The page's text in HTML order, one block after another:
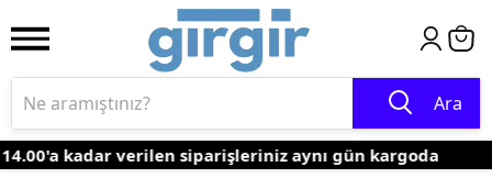
Ara
kadar verilen siparişleriniz aynı gün kargoda